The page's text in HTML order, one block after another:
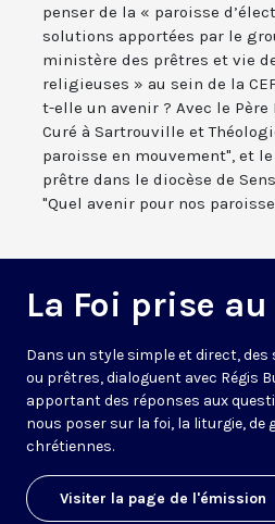
penser de la « paroisse
solutions apportées par le
ministère des prêtres et vie
religieuses » au sein de la
t-elle un avenir ? Avec le
Curé à Sartrouville et
paroisse en mouvement", et
prêtre dans le diocèse de
"Quel avenir pour nos
La Foi prise
Dans un style simple et direct,
ou prêtres, dialoguent avec Régis
apportant des réponses aux
nous poser sur la foi, la liturgie, de
chrétiennes.
Visiter la page de l'émission